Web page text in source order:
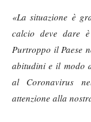
«La situazione è
calcio deve dare
Purtroppo il Paese
abitudini e il modo
al Coronavirus
attenzione alla